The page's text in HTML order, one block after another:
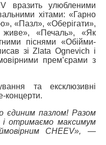
вразить улюбленими
хітами: «Гарно
«Пазл», «Оберігати»,
«Печаль», «Як
піснями «Обійми-
зі Zlata Ognevich і
прем’єрами з
та ексклюзивні
концерти.
єдиним пазлом! Разом
і отримаємо максимум
CHEEV», —